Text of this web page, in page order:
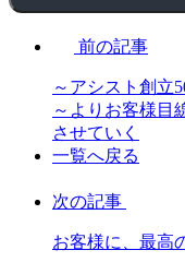
前の記事
～アシスト創立
～よりお客様目
させていく
一覧へ戻る
次の記事
お客様に、最高